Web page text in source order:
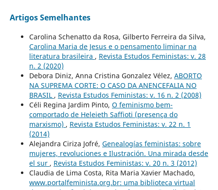
Artigos Semelhantes
Carolina Schenatto da Rosa, Gilberto Ferreira da Silva,
Carolina Maria de Jesus e o pensamento liminar na
literatura brasileira , Revista Estudos Feministas: v. 28
n. 2 (2020)
Debora Diniz, Anna Cristina Gonzalez Vélez, ABORTO
NA SUPREMA CORTE: O CASO DA ANENCEFALIA NO
BRASIL , Revista Estudos Feministas: v. 16 n. 2 (2008)
Céli Regina Jardim Pinto, O feminismo bem-
comportado de Heleieth Saffioti (presença do
marxismo) , Revista Estudos Feministas: v. 22 n. 1
(2014)
Alejandra Ciriza Jofré, Genealogías feministas: sobre
mujeres, revoluciones e Ilustración. Una mirada desde
el sur , Revista Estudos Feministas: v. 20 n. 3 (2012)
Claudia de Lima Costa, Rita Maria Xavier Machado,
www.portalfeminista.org.br: uma biblioteca virtual